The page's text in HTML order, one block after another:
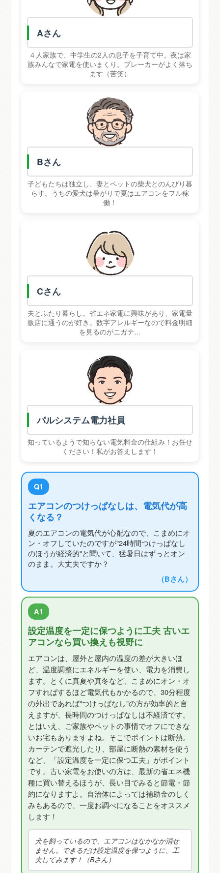
Aさん
４人家族で、中学生の2人の息子を子育て中。夜は家
族みんなで家電を使いまくり。ブレーカーがよく落ち
ます（苦笑）
B
Bさん
子どもたちは独立し、妻とペットの柴犬とのんびり暮
らす。うちの愛犬は暑がりで夏はエアコンをフル稼
働！
C
Cさん
夫とふたり暮らし。省エネ家電に興味があり、家電量
販店に通うのが好き。数字アレルギーなので料金明細
を見るのがニガテ…
専
パルシステム電力社員
知っているようで知らない電気料金の仕組み！お任せ
ください！私がお答えします！
Q1
エアコンのつけっぱなしは、電気代が高
くなる？
夏のエアコンの電気代が心配なので、こまめにオ
ン・オフしていたのですが"24時間つけっぱなし
のほうが経済的"と聞いて、猛暑日はずっとオン
のまま。大丈夫ですか？
（Bさん）
A1
設定温度を一定に保つように工夫 古いエ
アコンなら買い換えも視野に
エアコンは、屋外と屋内の温度の差が大きいほ
ど、温度調整にエネルギーを使い、電力を消費し
ます。とくに真夏や真冬など、こまめにオン・オ
フすればするほど電気代もかかるので、30分程度
の外出であれば"つけっぱなし"の方が効率的と言
えますが、長時間のつけっぱなしは不経済です。
とはいえ、ご家族やペットの事情でオフにできな
いお宅もありますよね。そこでポイントは断熱。
カーテンで遮光したり、部屋に断熱の素材を使う
など、「設定温度を一定に保つ工夫」がポイント
です。古い家電をお使いの方は、最新の省エネ機
種に買い替えるほうが、長い目でみると節電・節
約になりますよ。自治体によっては補助金のしく
みもあるので、一度お調べになることをオススメ
します！
犬を飼っているので、エアコンはなかなか消せ
ません。できるだけ設定温度を保つように、工
夫してみます！（Bさん）